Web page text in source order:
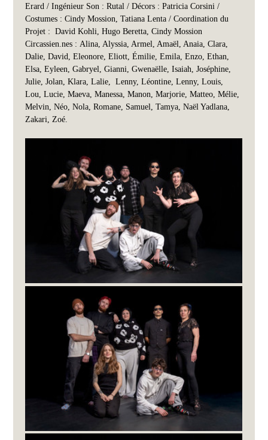
Erard / Ingénieur Son : Rutal / Décors : Patricia Corsini /
Costumes : Cindy Mossion, Tatiana Lenta / Coordination du
Projet :  David Kohli, Hugo Beretta, Cindy Mossion
Circassien.nes : Alina, Alyssia, Armel, Amaël, Anaia, Clara,
Dalie, David, Eleonore, Eliott, Émilie, Emila, Enzo, Ethan,
Elsa, Eyleen, Gabryel, Gianni, Gwenaëlle, Isaiah, Joséphine,
Julie, Jolan, Klara, Lalie,  Lenny, Léontine, Lenny, Louis,
Lou, Lucie, Maeva, Manessa, Manon, Marjorie, Matteo, Mélie,
Melvin, Néo, Nola, Romane, Samuel, Tamya, Naël Yadlana,
Zakari, Zoé.